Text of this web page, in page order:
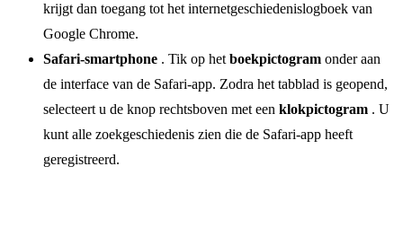
krijgt dan toegang tot het internetgeschiedenislogboek van
Google Chrome.
Safari-smartphone . Tik op het boekpictogram onder aan
de interface van de Safari-app. Zodra het tabblad is geopend,
selecteert u de knop rechtsboven met een klokpictogram . U
kunt alle zoekgeschiedenis zien die de Safari-app heeft
geregistreerd.